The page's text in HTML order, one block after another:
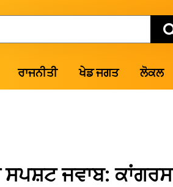
ਰਾਜਨੀਤੀ ਖੇਡ ਜਗਤ ਲੋਕਲ
ਸਪਸ਼ਟ ਜਵਾਬ: ਕਾਂਗਰਸ